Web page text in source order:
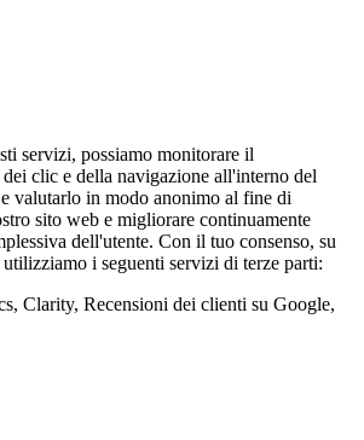
servizi, possiamo monitorare il
clic e della navigazione all'interno del
valutarlo in modo anonimo al fine di
sito web e migliorare continuamente
dell'utente. Con il tuo consenso, su
i seguenti servizi di terze parti:
Clarity, Recensioni dei clienti su Google,